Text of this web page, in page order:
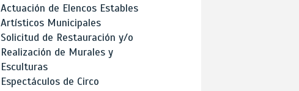
Actuación de Elencos Estables
Artísticos Municipales
Solicitud de Restauración y/o
Realización de Murales y
Esculturas
Espectáculos de Circo